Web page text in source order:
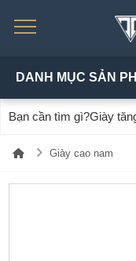
DANH MỤC SẢN
Giày cao nam